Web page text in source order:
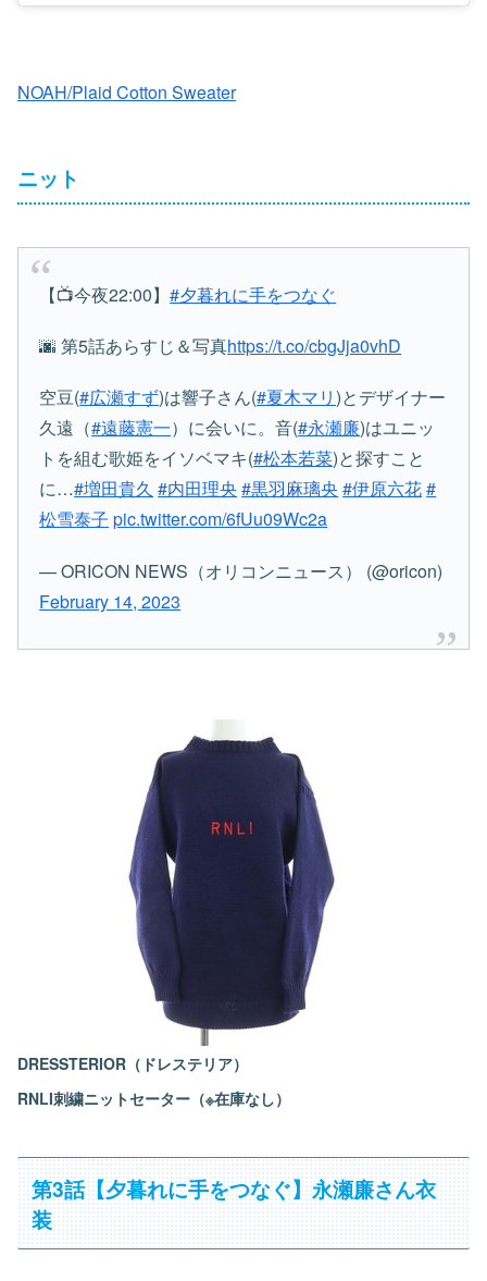
NOAH/Plaid Cotton Sweater
ニット
【📺今夜22:00】#夕暮れに手をつなぐ
🌆 第5話あらすじ＆写真https://t.co/cbgJja0vhD
空豆(#広瀬すず)は響子さん(#夏木マリ)とデザイナー
久遠（#遠藤憲一）に会いに。音(#永瀬廉)はユニッ
トを組む歌姫をイソベマキ(#松本若菜)と探すこと
に…#増田貴久 #内田理央 #黒羽麻璃央 #伊原六花#
松雪泰子 pic.twitter.com/6fUu09Wc2a
— ORICON NEWS（オリコンニュース） (@oricon)
February 14, 2023
DRESSTERIOR（ドレステリア）
RNLI刺繍ニットセーター（※在庫なし）
第3話【夕暮れに手をつなぐ】永瀬廉さん衣
装